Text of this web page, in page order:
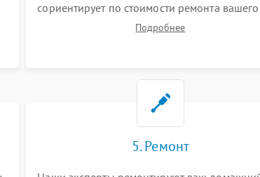
сориентирует по стоимости ремонта вашего
домашнего кинотеатра а также ответит на
Подробнее
5. Ремонт